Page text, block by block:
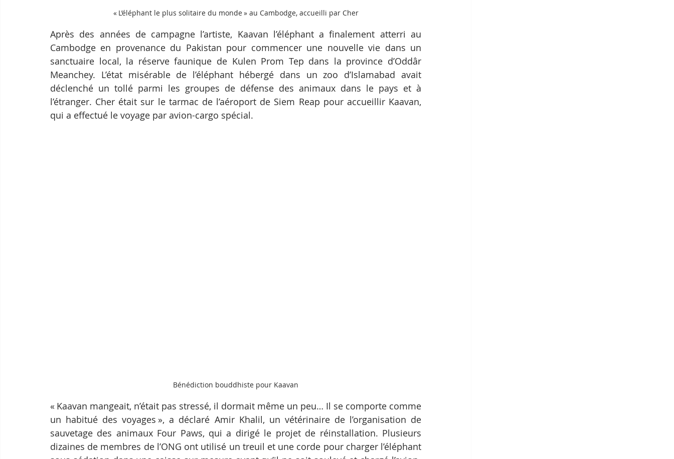
« L’éléphant le plus solitaire du monde » au Cambodge, accueilli par Cher
Après des années de campagne l’artiste, Kaavan l’éléphant a finalement atterri au
Cambodge en provenance du Pakistan pour commencer une nouvelle vie dans un
sanctuaire local, la réserve faunique de Kulen Prom Tep dans la province d’Oddâr
Meanchey. L’état misérable de l’éléphant hébergé dans un zoo d’Islamabad avait
déclenché un tollé parmi les groupes de défense des animaux dans le pays et à
l’étranger. Cher était sur le tarmac de l’aéroport de Siem Reap pour accueillir Kaavan,
qui a effectué le voyage par avion-cargo spécial.
Bénédiction bouddhiste pour Kaavan
« Kaavan mangeait, n’était pas stressé, il dormait même un peu… Il se comporte comme
un habitué des voyages », a déclaré Amir Khalil, un vétérinaire de l’organisation de
sauvetage des animaux Four Paws, qui a dirigé le projet de réinstallation. Plusieurs
dizaines de membres de l’ONG ont utilisé un treuil et une corde pour charger l’éléphant